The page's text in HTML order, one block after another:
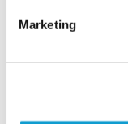
Marketing